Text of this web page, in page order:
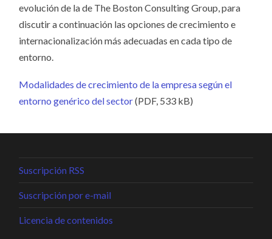
evolución de la de The Boston Consulting Group, para
discutir a continuación las opciones de crecimiento e
internacionalización más adecuadas en cada tipo de
entorno.
Modalidades de crecimiento de la empresa según el
entorno genérico del sector(PDF, 533 kB)
Suscripción RSS
Suscripción por e-mail
Licencia de contenidos